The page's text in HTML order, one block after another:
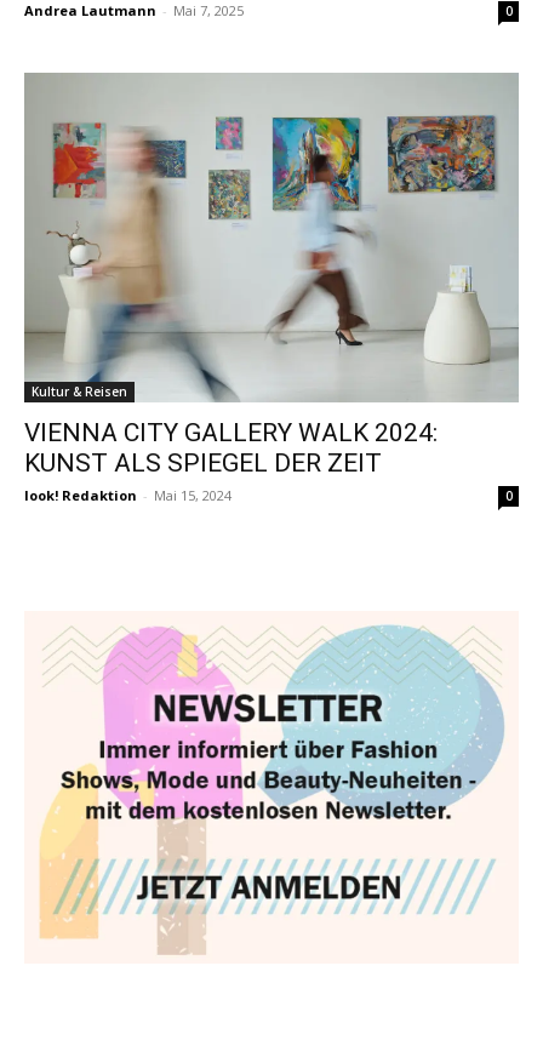
Andrea Lautmann - Mai 7, 2025 0
Kultur & Reisen
VIENNA CITY GALLERY WALK 2024:
KUNST ALS SPIEGEL DER ZEIT
look! Redaktion - Mai 15, 2024 0